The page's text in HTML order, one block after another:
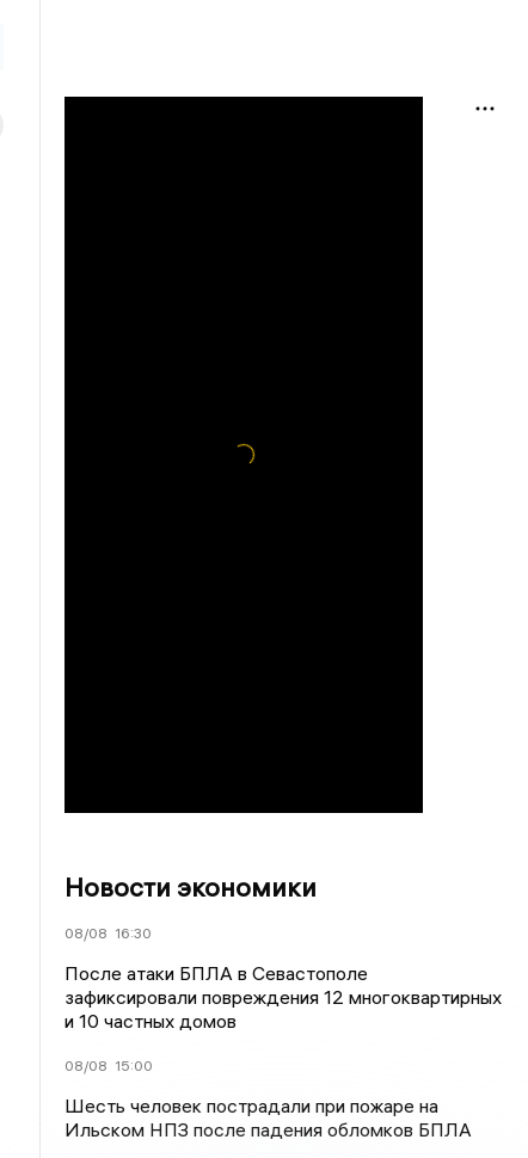
Новости экономики
08/08 16:30
После атаки БПЛА в Севастополе
зафиксировали повреждения 12 многоквартирных
и 10 частных домов
08/08 15:00
Шесть человек пострадали при пожаре на
Ильском НПЗ после падения обломков БПЛА